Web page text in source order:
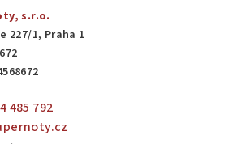
s.r.o.
227/1, Praha 1
485 792